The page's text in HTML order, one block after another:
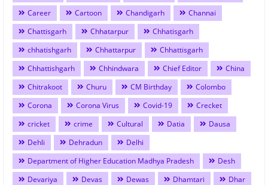
Career
Cartoon Chandigarh
Channai
Chattisgarh
Chhatarpur
Chhatisgarh
chhatishgarh
Chhattarpur
Chhattisgarh
Chhattishgarh
Chhindwara Chief Editor
China
Chitrakoot
Churu CM Birthday
Colombo
Corona
Corona Virus Covid-19
Crecket
cricket
crime Cultural Datia
Dausa
Dehli
Dehradun
Delhi
Department of Higher Education Madhya Pradesh
Desh
Devariya
Devas Dewas Dhamtari
Dhar